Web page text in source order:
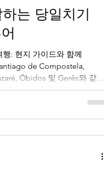
는 당일치기
: 현지 가이드와 함께
de Compostela,
Óbidos 및 Gerês와 같은
하세요.